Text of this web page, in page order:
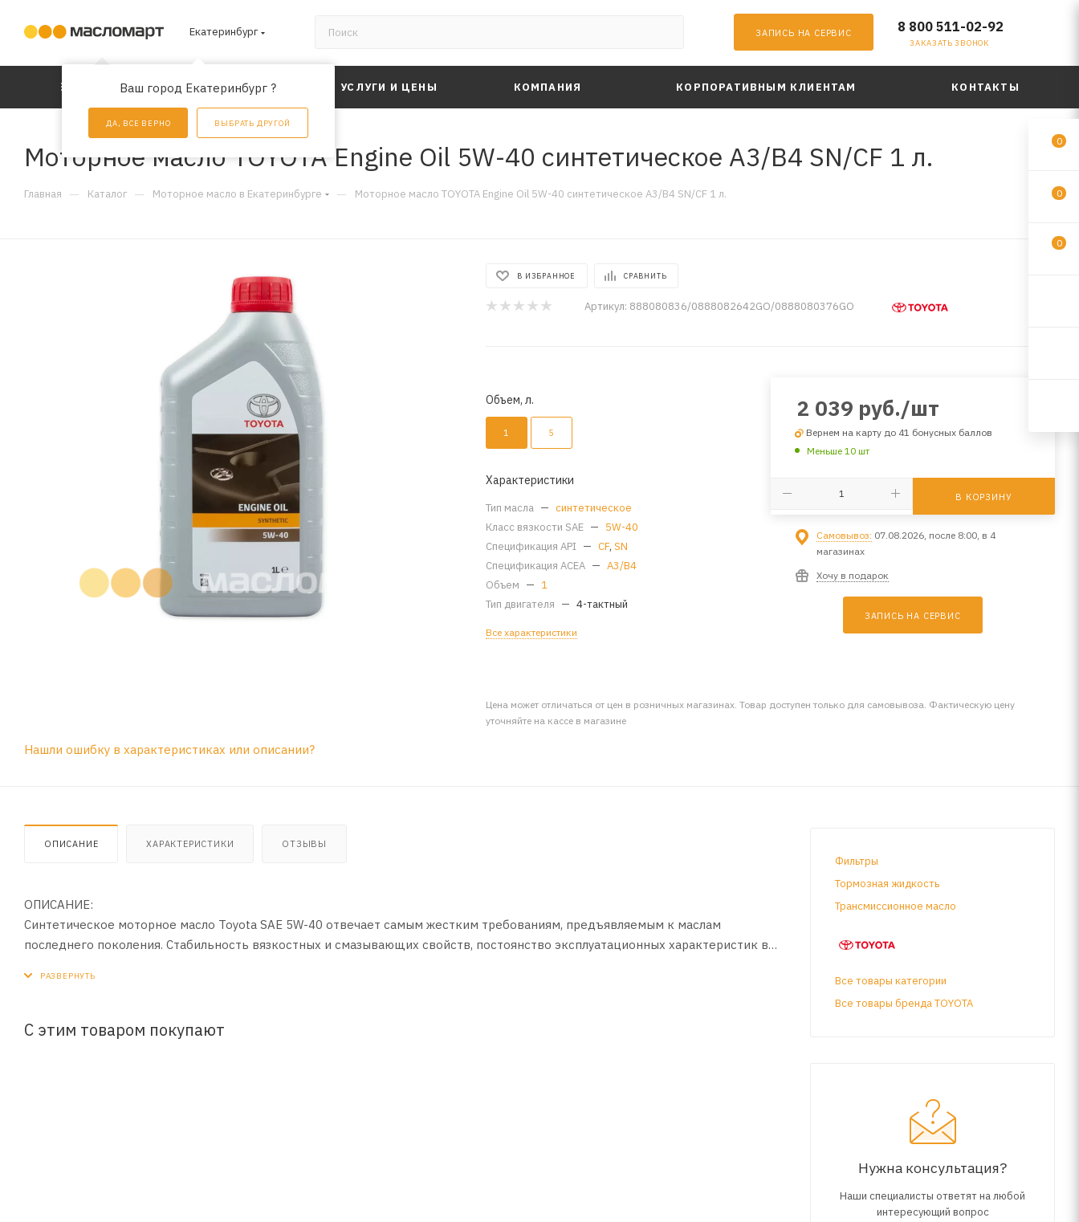
Екатеринбург
Ваш город Екатеринбург ?
ДА, ВСЕ ВЕРНО ВЫБРАТЬ ДРУГОЙ
ЗАПИСЬ НА СЕРВИС 8 800 511-02-92
ЗАКАЗАТЬ ЗВОНОК
КАТАЛОГ АКЦИИ УСЛУГИ И ЦЕНЫ КОМПАНИЯ КОРПОРАТИВНЫМ КЛИЕНТАМ КОНТАКТЫ
Моторное масло TOYOTA Engine Oil 5W-40 синтетическое A3/B4 SN/CF 1 л.
Главная — Каталог — Моторное масло в Екатеринбурге — Моторное масло TOYOTA Engine Oil 5W-40 синтетическое A3/B4 SN/CF 1 л.
В ИЗБРАННОЕ СРАВНИТЬ
Артикул: 888080836/0888082642GO/0888080376GO
Объем, л.
1 5
Характеристики
Тип масла — синтетическое
Класс вязкости SAE — 5W-40
Спецификация API — CF,SN
Спецификация ACEA — A3/B4
Объем — 1
Тип двигателя — 4-тактный
Все характеристики
2 039 руб./шт
Вернем на карту до 41 бонусных баллов
Меньше 10 шт
В КОРЗИНУ
Самовывоз: 07.08.2026, после 8:00, в 4
магазинах
Хочу в подарок
ЗАПИСЬ НА СЕРВИС
Цена может отличаться от цен в розничных магазинах. Товар доступен только для самовывоза. Фактическую цену
уточняйте на кассе в магазине
Нашли ошибку в характеристиках или описании?
ОПИСАНИЕ ХАРАКТЕРИСТИКИ ОТЗЫВЫ
ОПИСАНИЕ:
Синтетическое моторное масло Toyota SAE 5W-40 отвечает самым жестким требованиям, предъявляемым к маслам
последнего поколения. Стабильность вязкостных и смазывающих свойств, постоянство эксплуатационных характеристик в
Допуски и спецификации:
С этим товаром покупают
Фильтры
Тормозная жидкость
Трансмиссионное масло
Все товары категории
Все товары бренда TOYOTA
Нужна консультация?
Наши специалисты ответят на любой
интересующий вопрос
0
0
0